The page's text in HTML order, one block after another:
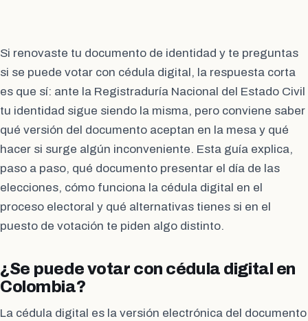
Si renovaste tu documento de identidad y te preguntas
si se puede votar con cédula digital, la respuesta corta
es que sí: ante la Registraduría Nacional del Estado Civil
tu identidad sigue siendo la misma, pero conviene saber
qué versión del documento aceptan en la mesa y qué
hacer si surge algún inconveniente. Esta guía explica,
paso a paso, qué documento presentar el día de las
elecciones, cómo funciona la cédula digital en el
proceso electoral y qué alternativas tienes si en el
puesto de votación te piden algo distinto.
¿Se puede votar con cédula digital en
Colombia?
La cédula digital es la versión electrónica del documento